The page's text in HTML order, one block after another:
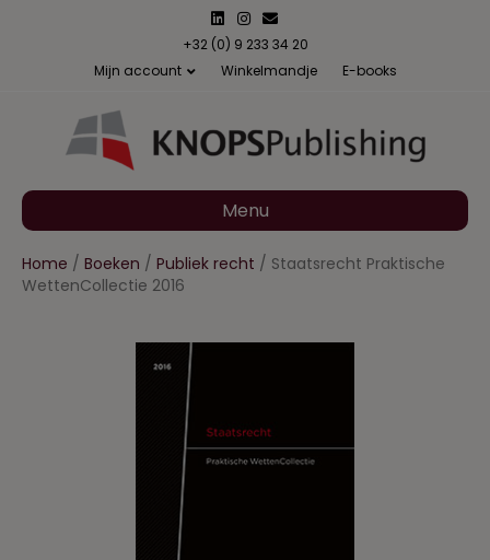
n
n
s
a
m
m
a
l
+32 (0) 9 233 34 20
Mijn account
Winkelmandje E-books
Menu
Home / Boeken / Publiek recht / Staatsrecht Praktische
WettenCollectie 2016